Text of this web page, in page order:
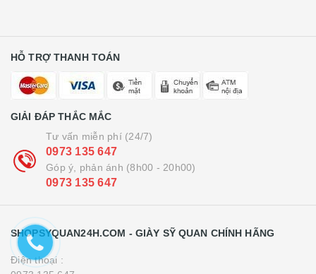
HỖ TRỢ THANH TOÁN
GIẢI ĐÁP THẮC MẮC
Tư vấn miễn phí (24/7)
0973 135 647
Góp ý, phản ánh (8h00 - 20h00)
0973 135 647
SHOPSYQUAN24H.COM - GIÀY SỸ QUAN CHÍNH HÃNG
Điện thoại :